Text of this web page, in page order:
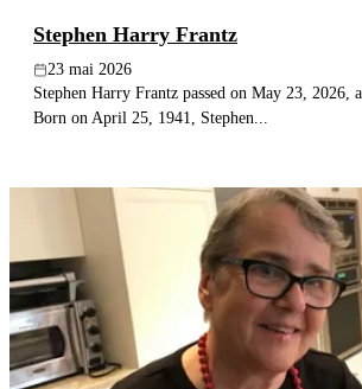
Stephen Harry Frantz
23 mai 2026
Stephen Harry Frantz passed on May 23, 2026,
Born on April 25, 1941, Stephen...